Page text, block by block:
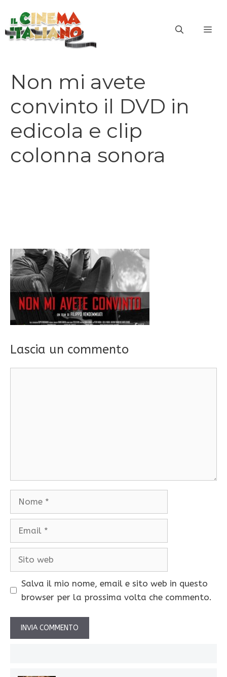
contenuto
Non mi avete
convinto il DVD in
edicola e clip
colonna sonora
Lascia un commento
Salva il mio nome, email e sito web in questo
browser per la prossima volta che commento.